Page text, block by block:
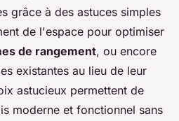
grâce à des astuces simples
de l'espace pour optimiser
de rangement, ou encore
existantes au lieu de leur
astucieux permettent de
moderne et fonctionnel sans